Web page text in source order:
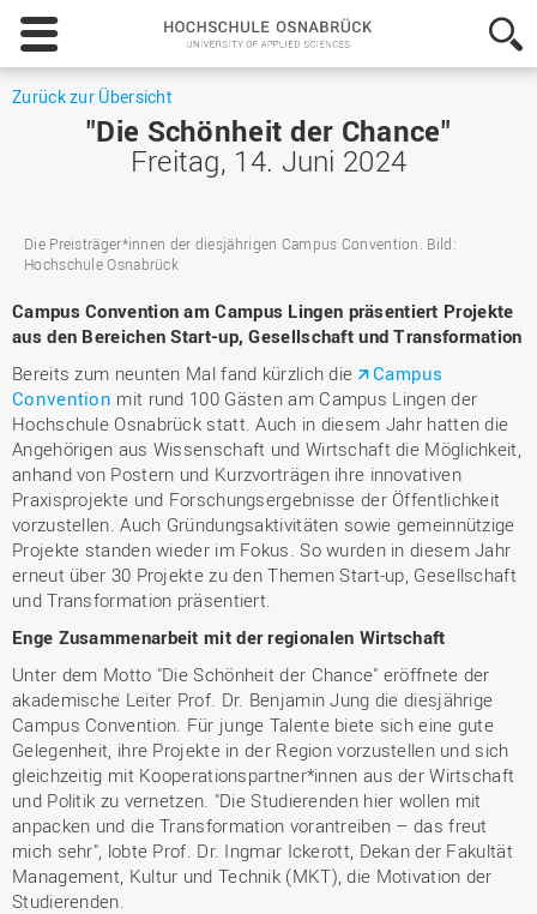
Hochschule
Osnabrück
-
Applied
Zurück zur Übersicht
"Die Schönheit der Chance"
Freitag, 14. Juni 2024
Die Preisträger*innen der diesjährigen Campus Convention. Bild:
Hochschule Osnabrück
Campus Convention am Campus Lingen präsentiert Projekte
aus den Bereichen Start-up, Gesellschaft und Transformation
Bereits zum neunten Mal fand kürzlich die
Campus
Convention mit rund 100 Gästen am Campus Lingen der
Hochschule Osnabrück statt. Auch in diesem Jahr hatten die
Angehörigen aus Wissenschaft und Wirtschaft die Möglichkeit,
anhand von Postern und Kurzvorträgen ihre innovativen
Praxisprojekte und Forschungsergebnisse der Öffentlichkeit
vorzustellen. Auch Gründungsaktivitäten sowie gemeinnützige
Projekte standen wieder im Fokus. So wurden in diesem Jahr
erneut über 30 Projekte zu den Themen Start-up, Gesellschaft
und Transformation präsentiert.
Enge Zusammenarbeit mit der regionalen Wirtschaft
Unter dem Motto "Die Schönheit der Chance" eröffnete der
akademische Leiter Prof. Dr. Benjamin Jung die diesjährige
Campus Convention. Für junge Talente biete sich eine gute
Gelegenheit, ihre Projekte in der Region vorzustellen und sich
gleichzeitig mit Kooperationspartner*innen aus der Wirtschaft
und Politik zu vernetzen. "Die Studierenden hier wollen mit
anpacken und die Transformation vorantreiben – das freut
mich sehr", lobte Prof. Dr. Ingmar Ickerott, Dekan der Fakultät
Management, Kultur und Technik (MKT), die Motivation der
Studierenden.